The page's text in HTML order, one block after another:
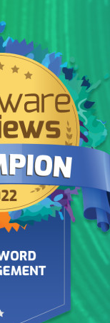
voor
meer met slechts